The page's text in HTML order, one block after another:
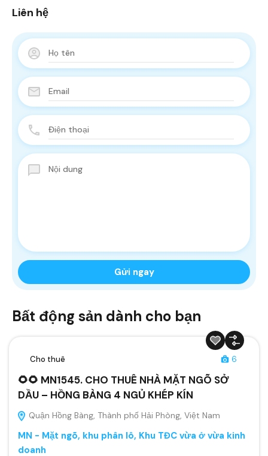
Liên hệ
Bất động sản dành cho bạn
Cho thuê 6
🌻🌻 MN1545. CHO THUÊ NHÀ MẶT NGÕ SỞ
DẦU – HỒNG BÀNG 4 NGỦ KHÉP KÍN
Quận Hồng Bàng, Thành phố Hải Phòng, Việt Nam
MN - Mặt ngõ, khu phân lô, Khu TĐC vừa ở vừa kinh
doanh